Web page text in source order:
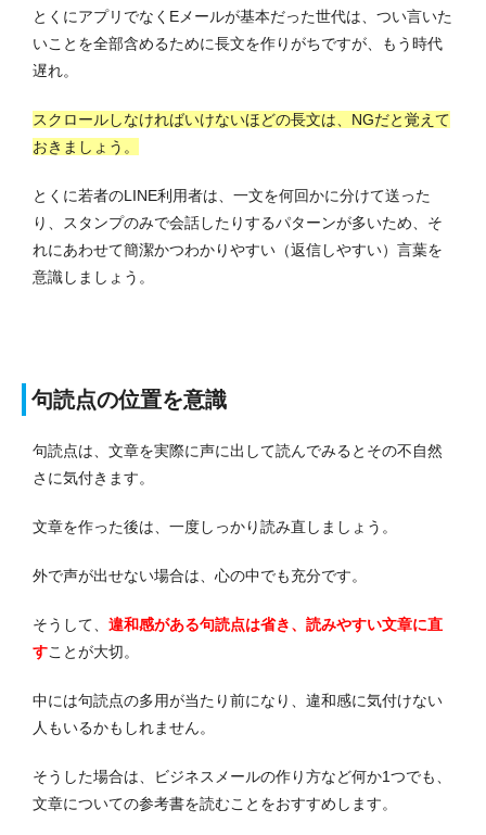
とくにアプリでなくEメールが基本だった世代は、つい言いた
いことを全部含めるために長文を作りがちですが、もう時代
遅れ。
スクロールしなければいけないほどの長文は、NGだと覚えて
おきましょう。
とくに若者のLINE利用者は、一文を何回かに分けて送った
り、スタンプのみで会話したりするパターンが多いため、そ
れにあわせて簡潔かつわかりやすい（返信しやすい）言葉を
意識しましょう。
句読点の位置を意識
句読点は、文章を実際に声に出して読んでみるとその不自然
さに気付きます。
文章を作った後は、一度しっかり読み直しましょう。
外で声が出せない場合は、心の中でも充分です。
そうして、 違和感がある句読点は省き、読みやすい文章に直
すことが大切。
中には句読点の多用が当たり前になり、違和感に気付けない
人もいるかもしれません。
そうした場合は、ビジネスメールの作り方など何か1つでも、
文章についての参考書を読むことをおすすめします。